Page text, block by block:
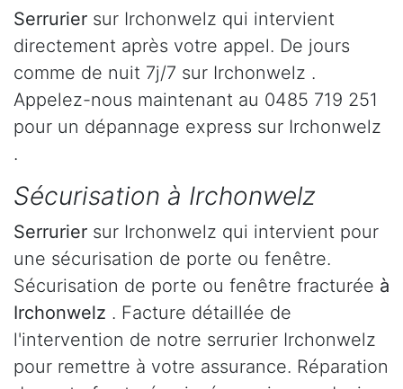
Serrurier sur Irchonwelz qui intervient
directement après votre appel. De jours
comme de nuit 7j/7 sur Irchonwelz .
Appelez-nous maintenant au 0485 719 251
pour un dépannage express sur Irchonwelz
.
Sécurisation à Irchonwelz
Serrurier sur Irchonwelz qui intervient pour
une sécurisation de porte ou fenêtre.
Sécurisation de porte ou fenêtre fracturée à
Irchonwelz . Facture détaillée de
l'intervention de notre serrurier Irchonwelz
pour remettre à votre assurance. Réparation